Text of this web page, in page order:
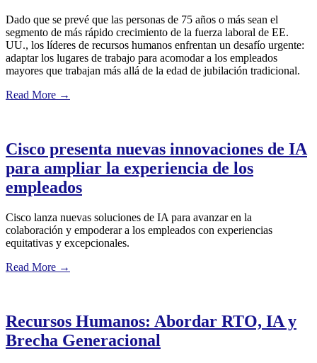
Dado que se prevé que las personas de 75 años o más sean el
segmento de más rápido crecimiento de la fuerza laboral de EE.
UU., los líderes de recursos humanos enfrentan un desafío urgente:
adaptar los lugares de trabajo para acomodar a los empleados
mayores que trabajan más allá de la edad de jubilación tradicional.
Read More →
Cisco presenta nuevas innovaciones de IA
para ampliar la experiencia de los
empleados
Cisco lanza nuevas soluciones de IA para avanzar en la
colaboración y empoderar a los empleados con experiencias
equitativas y excepcionales.
Read More →
Recursos Humanos: Abordar RTO, IA y
Brecha Generacional